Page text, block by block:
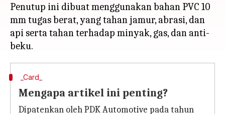
Penutup ini dibuat menggunakan bahan PVC 10
mm tugas berat, yang tahan jamur, abrasi, dan
api serta tahan terhadap minyak, gas, dan anti-
_Card_
Mengapa artikel ini penting?
Dipatenkan oleh PDK Automotive pada tahun